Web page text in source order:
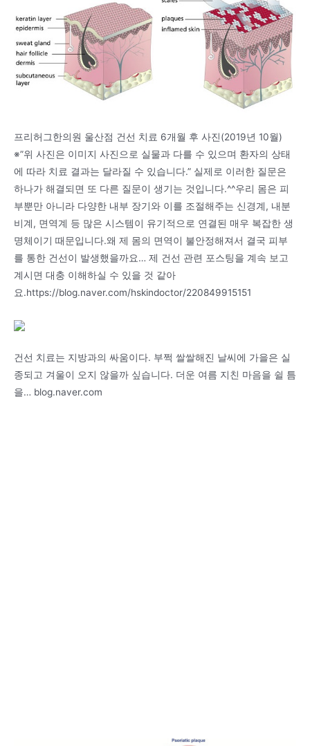
프리허그한의원 울산점 건선 치료 6개월 후 사진(2019년 10월)
※”위 사진은 이미지 사진으로 실물과 다를 수 있으며 환자의 상태
에 따라 치료 결과는 달라질 수 있습니다.” 실제로 이러한 질문은
하나가 해결되면 또 다른 질문이 생기는 것입니다.^^우리 몸은 피
부뿐만 아니라 다양한 내부 장기와 이를 조절해주는 신경계, 내분
비계, 면역계 등 많은 시스템이 유기적으로 연결된 매우 복잡한 생
명체이기 때문입니다.왜 제 몸의 면역이 불안정해져서 결국 피부
를 통한 건선이 발생했을까요… 제 건선 관련 포스팅을 계속 보고
계시면 대충 이해하실 수 있을 것 같아
요.https://blog.naver.com/hskindoctor/220849915151
건선 치료는 지방과의 싸움이다. 부쩍 쌀쌀해진 날씨에 가을은 실
종되고 겨울이 오지 않을까 싶습니다. 더운 여름 지친 마음을 쉴 틈
을… blog.naver.com